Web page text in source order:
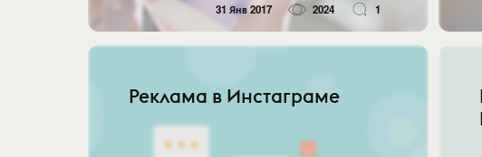
31 Янв 2017 2024 1
Реклама в Инстаграме